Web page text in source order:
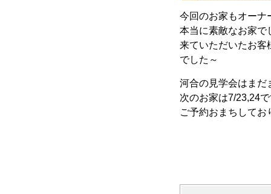
今回のお家もオーナ
本当に素敵なお家で
来ていただいたお客
でした～
河合の見学会はまだ
次のお家は7/23,24
ご予約おまちしてお